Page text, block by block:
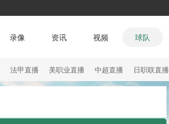
录像 资讯 视频 球队
法甲直播 美职业直播 中超直播 日职联直播